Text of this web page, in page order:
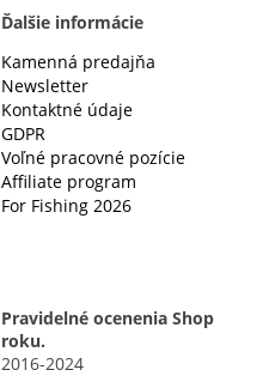
Ďalšie informácie
Kamenná predajňa
Newsletter
Kontaktné údaje
GDPR
Voľné pracovné pozície
Affiliate program
For Fishing 2026
Pravidelné ocenenia Shop
roku.
2016-2024